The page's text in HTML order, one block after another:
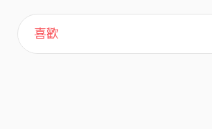
主頁
喜歡
關於